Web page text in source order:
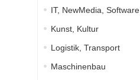
IT, NewMedia, Software
Kunst, Kultur
Logistik, Transport
Maschinenbau